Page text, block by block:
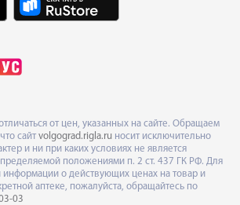
от цен, указанных на сайте. Обращаем
сайт volgograd.rigla.ru носит исключительно
и ни при каких условиях не является
положениями п. 2 ст. 437 ГК РФ. Для
о действующих ценах на товар и
аптеке, пожалуйста, обращайтесь по
03